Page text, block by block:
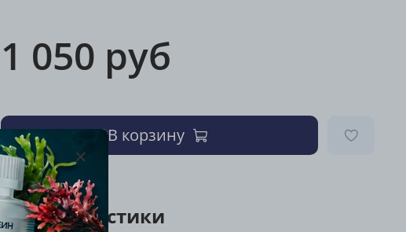
1 050 руб
В корзину
Характеристики